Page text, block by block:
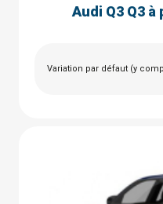
Audi Q3 Q3
Variation par défaut (y